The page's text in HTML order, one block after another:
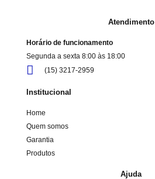
Atendimento
Horário de funcionamento
Segunda a sexta 8:00 às 18:00
(15) 3217-2959
Institucional
Home
Quem somos
Garantia
Produtos
Ajuda